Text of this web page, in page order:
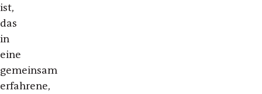
ist,
das
in
eine
gemeinsam
erfahrene,